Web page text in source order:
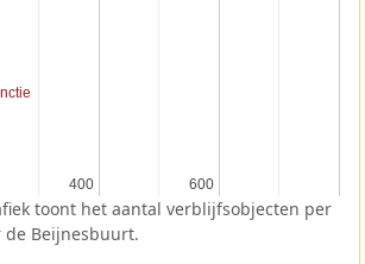
400
400 600
600
toont het aantal verblijfsobjecten per
Beijnesbuurt.